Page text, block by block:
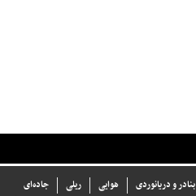
جاده‌ای ریلی هوایی بنادر و دریانوردی